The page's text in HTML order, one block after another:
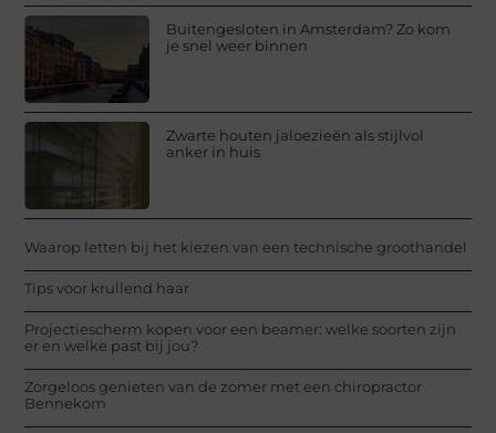
Buitengesloten in Amsterdam? Zo kom
je snel weer binnen
Zwarte houten jaloezieën als stijlvol
anker in huis
Waarop letten bij het kiezen van een technische groothandel
Tips voor krullend haar
Projectiescherm kopen voor een beamer: welke soorten zijn
er en welke past bij jou?
Zorgeloos genieten van de zomer met een chiropractor
Bennekom